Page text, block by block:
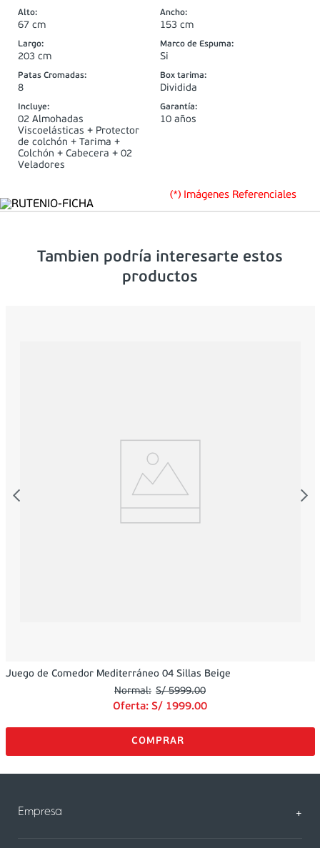
Alto:
67 cm
Ancho:
153 cm
Largo:
203 cm
Marco de Espuma:
Si
Patas Cromadas:
8
Box tarima:
Dividida
Incluye:
02 Almohadas
Viscoelásticas + Protector
de colchón + Tarima +
Colchón + Cabecera + 02
Veladores
Garantía:
10 años
(*) Imágenes Referenciales
Tambien podría interesarte estos
productos
Juego de Comedor Mediterráneo 04 Sillas Beige
S/ 5999.00
Oferta: S/ 1999.00
Empresa +